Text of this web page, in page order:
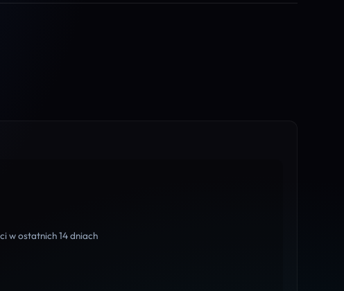
w ostatnich 14 dniach